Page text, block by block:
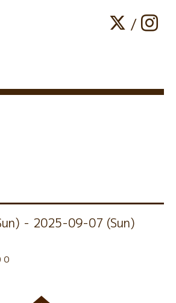
/
- 2025-09-07 (Sun)